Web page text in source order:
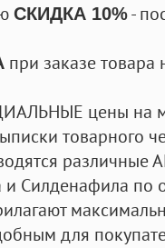
СКИДКА 10%-
при заказе
цены на
товарного
Силденафила по
для